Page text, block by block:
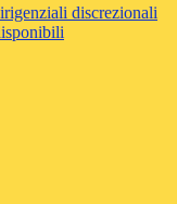
discrezionali